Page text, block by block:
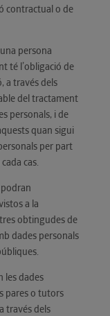
contractual o de
persona
té l’obligació de
a través dels
del tractament
personals, i de
quan sigui
per part
cas.
a la
obtingudes de
dades personals
les dades
pares o tutors
través dels